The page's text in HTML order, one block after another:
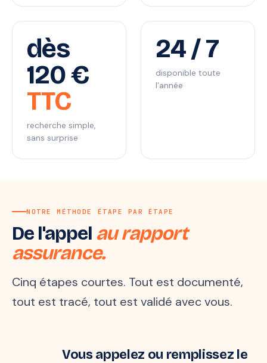
dès
120 €
TTC
recherche simple,
sans surprise
24 / 7
disponible toute
l'année
NOTRE MÉTHODE ÉTAPE PAR ÉTAPE
De l'appel au rapport
assurance.
Cinq étapes courtes. Tout est documenté,
tout est tracé, tout est validé avec vous.
Vous appelez ou remplissez le
Marie · 06 ●●